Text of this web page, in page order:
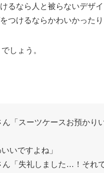
るなら人と被らないデザ
つけるならかわいかった
しょう。
「スーツケースお預かり
いですよね」
ん「失礼しました…！それ